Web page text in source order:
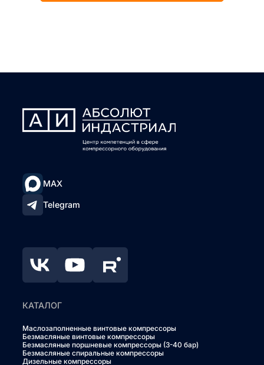
MAX
Telegram
КАТАЛОГ
Маслозаполненные винтовые компрессоры
Безмасляные винтовые компрессоры
Безмасляные поршневые компрессоры (3-40 бар)
Безмасляные спиральные компрессоры
Дизельные компрессоры